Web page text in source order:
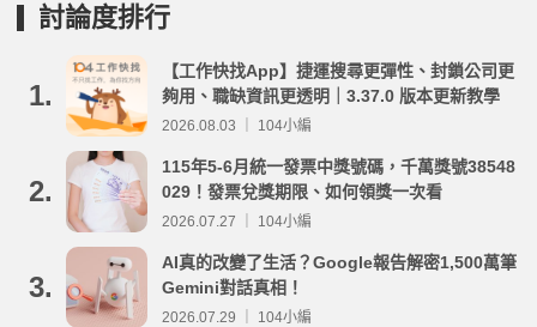
討論度排行
1.
【工作快找App】捷運搜尋更彈性、封鎖公司更
夠用、職缺資訊更透明｜3.37.0 版本更新教學
2026.08.03 ｜ 104小編
2.
115年5-6月統一發票中獎號碼，千萬獎號38548
029！發票兌獎期限、如何領獎一次看
2026.07.27 ｜ 104小編
3.
AI真的改變了生活？Google報告解密1,500萬筆
Gemini對話真相！
2026.07.29 ｜ 104小編